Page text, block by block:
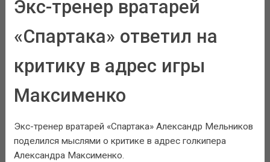
Экс-тренер вратарей
«Спартака» ответил на
критику в адрес игры
Максименко
Экс-тренер вратарей «Спартака» Александр Мельников
поделился мыслями о критике в адрес голкипера
Александра Максименко.